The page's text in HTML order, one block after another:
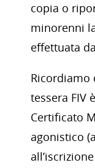
copia o
minorenni
effettuata
Ricordiamo
tessera FIV
Certificato
agonistico